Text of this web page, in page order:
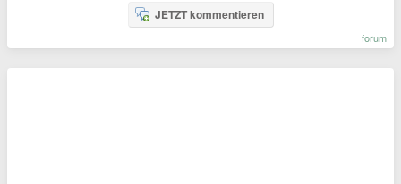
JETZT kommentieren
forum